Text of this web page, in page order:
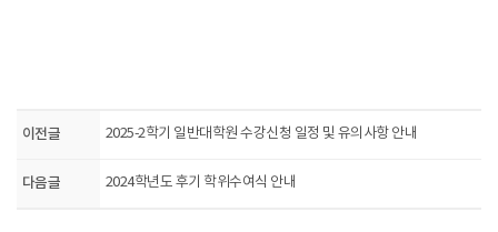
이전글 2025-2학기 일반대학원 수강신청 일정 및 유의사항 안내
다음글 2024학년도 후기 학위수여식 안내